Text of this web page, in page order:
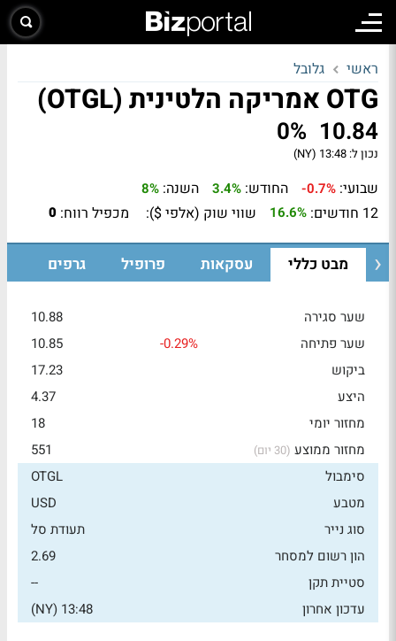
ראשי גלובל
OTG אמריקה הלטינית (OTGL)
10.84
0%
נכון ל: 13:48 (NY)
שבועי: -0.7% החודש: 3.4% השנה: 8%
12 חודשים: 16.6% שווי שוק (אלפי $): מכפיל רווח: 0
מבט כללי עסקאות פרופיל גרפים
שער סגירה
10.88
שער פתיחה
-0.29%
10.85
ביקוש
17.23
היצע
4.37
מחזור יומי
18
מחזור ממוצע (30 יום)
551
סימבול
OTGL
מטבע
USD
סוג נייר
תעודת סל
הון רשום למסחר
2.69
סטיית תקן
--
עדכון אחרון
13:48 (NY)